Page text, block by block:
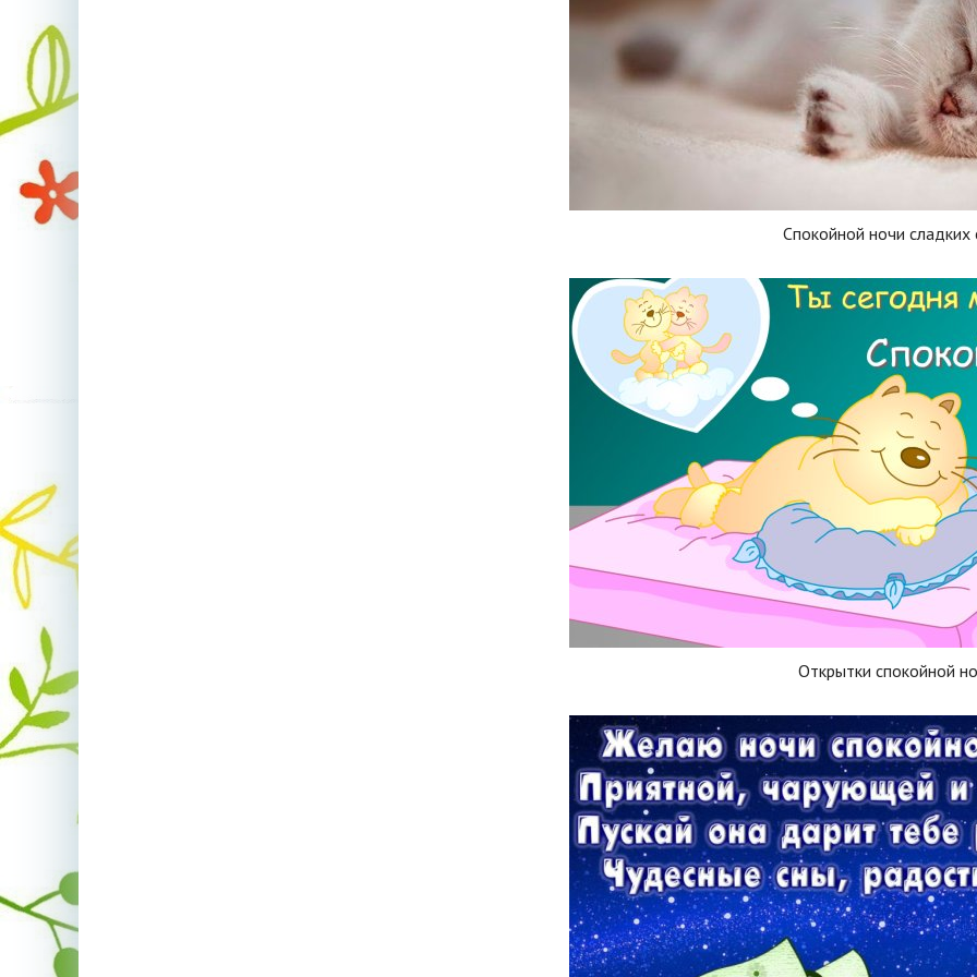
Спокойной ночи сладких
Открытки спокойной